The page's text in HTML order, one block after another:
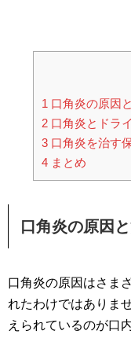
1 口角炎の原因
2 口角炎とドラ
3 口角炎を治す
4 まとめ
口角炎の原因
口角炎の原因はさま
れたわけではありま
えられているのが口